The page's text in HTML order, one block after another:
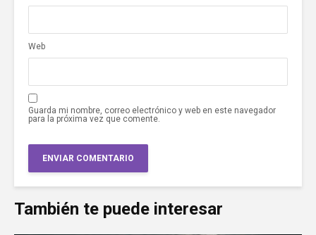
Web
Guarda mi nombre, correo electrónico y web en este navegador
para la próxima vez que comente.
También te puede interesar